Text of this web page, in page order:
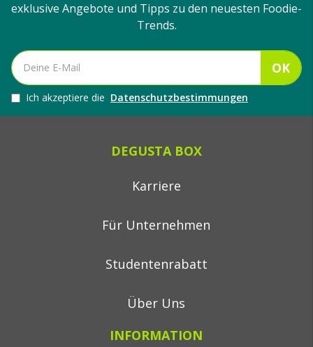
exklusive Angebote und Tipps zu den neuesten Foodie-
Trends.
OK
Ich akzeptiere die Datenschutzbestimmungen
DEGUSTA BOX
Karriere
Für Unternehmen
Studentenrabatt
Über Uns
INFORMATION